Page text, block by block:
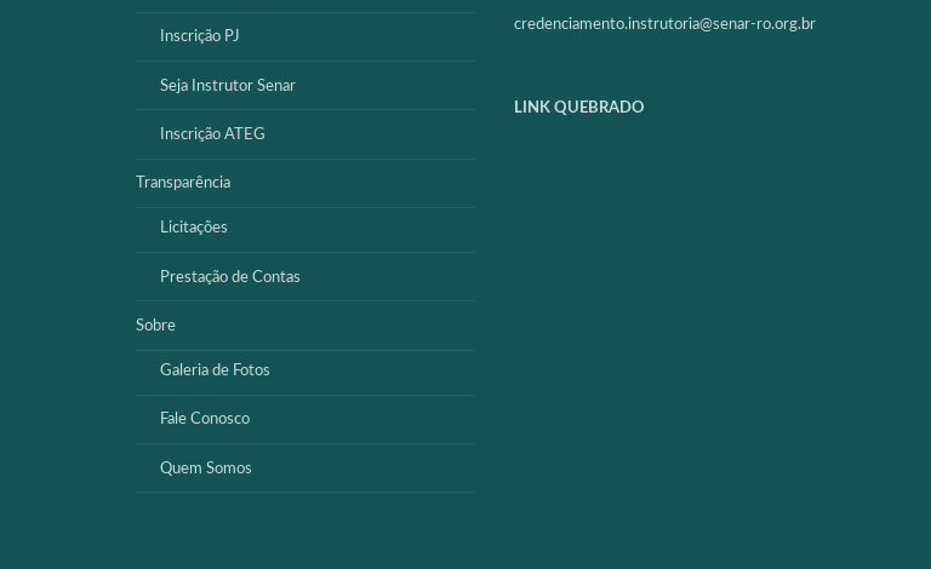
Inscrição PJ
Seja Instrutor Senar
Inscrição ATEG
Transparência
Licitações
Prestação de Contas
Sobre
Galeria de Fotos
Fale Conosco
Quem Somos
credenciamento.instrutoria@senar-ro.org.br
LINK QUEBRADO